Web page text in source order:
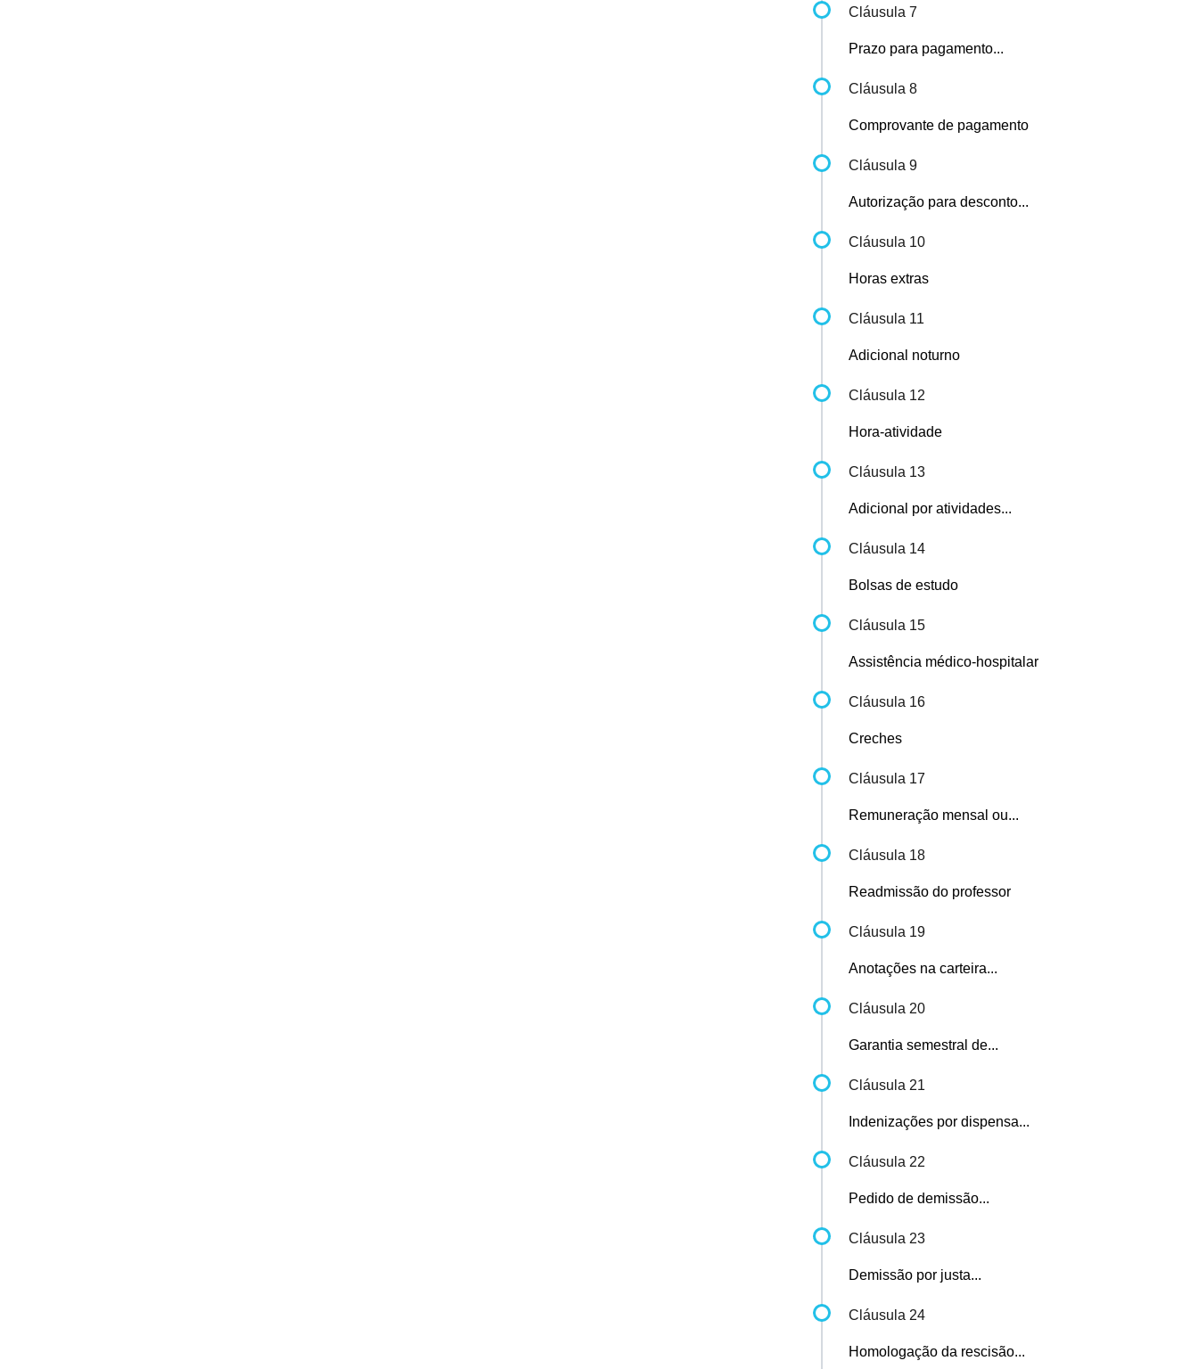
Cláusula 7
Prazo para pagamento...
Cláusula 8
Comprovante de pagamento
Cláusula 9
Autorização para desconto...
Cláusula 10
Horas extras
Cláusula 11
Adicional noturno
Cláusula 12
Hora-atividade
Cláusula 13
Adicional por atividades...
Cláusula 14
Bolsas de estudo
Cláusula 15
Assistência médico-hospitalar
Cláusula 16
Creches
Cláusula 17
Remuneração mensal ou...
Cláusula 18
Readmissão do professor
Cláusula 19
Anotações na carteira...
Cláusula 20
Garantia semestral de...
Cláusula 21
Indenizações por dispensa...
Cláusula 22
Pedido de demissão...
Cláusula 23
Demissão por justa...
Cláusula 24
Homologação da rescisão...